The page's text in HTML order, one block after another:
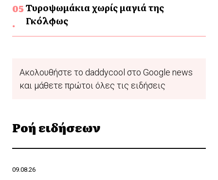
Τυροψωμάκια χωρίς μαγιά της
Γκόλφως
Ακολουθήστε το daddycool στο Google news
και μάθετε πρώτοι όλες τις ειδήσεις
Ροή ειδήσεων
09.08.26